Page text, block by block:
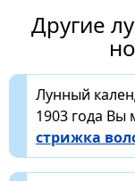
Другие
Лунный
1903 года Вы
стрижка